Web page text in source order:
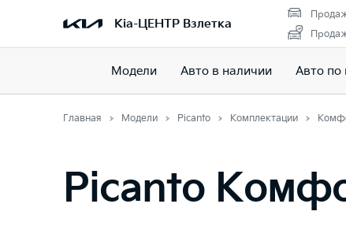
Kia-ЦЕНТР Взлетка
Модели Авто в наличии Авто по
Главная Модели Picanto Комплектации
Picanto